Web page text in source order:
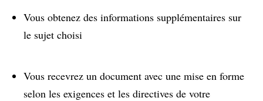
Vous obtenez des informations supplémentaires sur
le sujet choisi
Vous recevrez un document avec une mise en forme
selon les exigences et les directives de votre